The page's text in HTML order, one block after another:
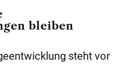
bleiben
steht vor